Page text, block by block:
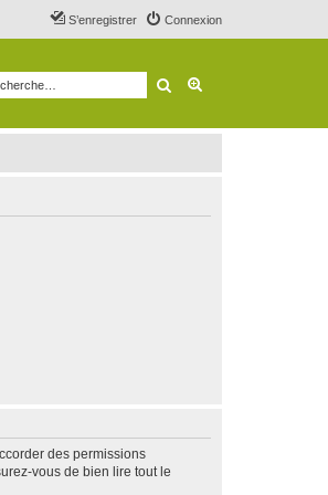
Connexion
S’enregistrer
Rechercher
des permissions
vous de bien lire tout le